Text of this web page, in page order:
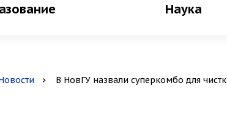
Наука
В НовГУ назвали суперкомбо для